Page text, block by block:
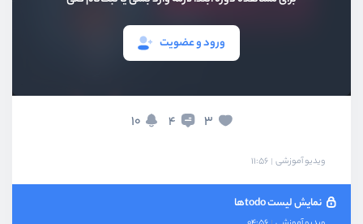
ورود و عضویت
3
4
10
ویدیو آموزشی 11:34
ویدیو آموزشی 11:56
نمایش لیست todoها